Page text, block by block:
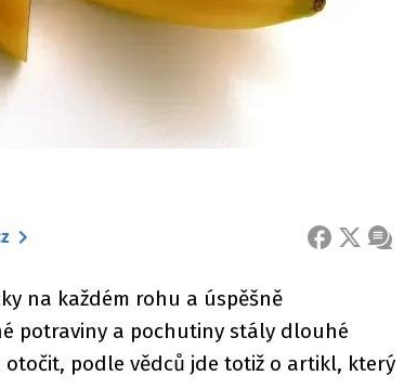
FACEBOOK
X
na každém rohu a úspěšně
potraviny a pochutiny stály dlouhé
podle vědců jde totiž o artikl, který